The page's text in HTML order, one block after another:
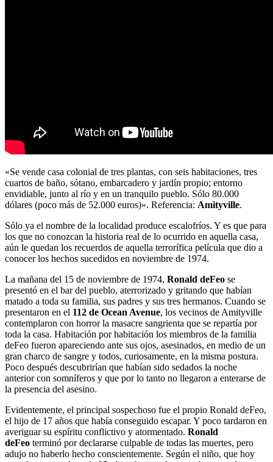
«Se vende casa colonial de tres plantas, con seis habitaciones, tres
cuartos de baño, sótano, embarcadero y jardín propio; entorno
envidiable, junto al río y en un tranquilo pueblo. Sólo 80.000
dólares (poco más de 52.000 euros)». Referencia: Amityville.
Sólo ya el nombre de la localidad produce escalofríos. Y es que para
los que no conozcan la historia real de lo ocurrido en aquella casa,
aún le quedan los recuerdos de aquella terrorífica película que dio a
conocer los hechos sucedidos en noviembre de 1974.
La mañana del 15 de noviembre de 1974, Ronald deFeo se
presentó en el bar del pueblo, aterrorizado y gritando que habían
matado a toda su familia, sus padres y sus tres hermanos. Cuando se
presentaron en el 112 de Ocean Avenue, los vecinos de Amityville
contemplaron con horror la masacre sangrienta que se repartía por
toda la casa. Habitación por habitación los miembros de la familia
deFeo fueron apareciendo ante sus ojos, asesinados, en medio de un
gran charco de sangre y todos, curiosamente, en la misma postura.
Poco después descubrirían que habían sido sedados la noche
anterior con somníferos y que por lo tanto no llegaron a enterarse de
la presencia del asesino.
Evidentemente, el principal sospechoso fue el propio Ronald deFeo,
el hijo de 17 años que había conseguido escapar. Y poco tardaron en
averiguar su espíritu conflictivo y atormentado. Ronald
deFeo terminó por declararse culpable de todas las muertes, pero
adujo no haberlo hecho conscientemente. Según el niño, que hoy